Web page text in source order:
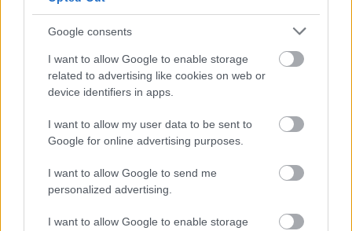
Google consents
I want to allow Google to enable storage
related to advertising like cookies on web or
device identifiers in apps.
I want to allow my user data to be sent to
Google for online advertising purposes.
I want to allow Google to send me
personalized advertising.
I want to allow Google to enable storage
24 óra